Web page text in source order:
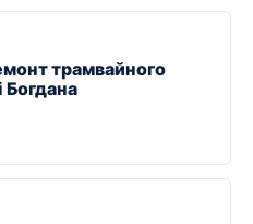
трамвайного
Богдана